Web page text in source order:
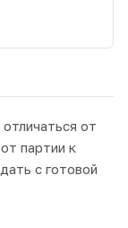
от
партии к
с готовой